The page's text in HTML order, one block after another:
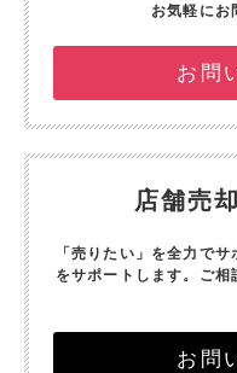
お気軽にお
お問
店舗売
「売りたい」を全力でサ
をサポートします。 ご相
お問